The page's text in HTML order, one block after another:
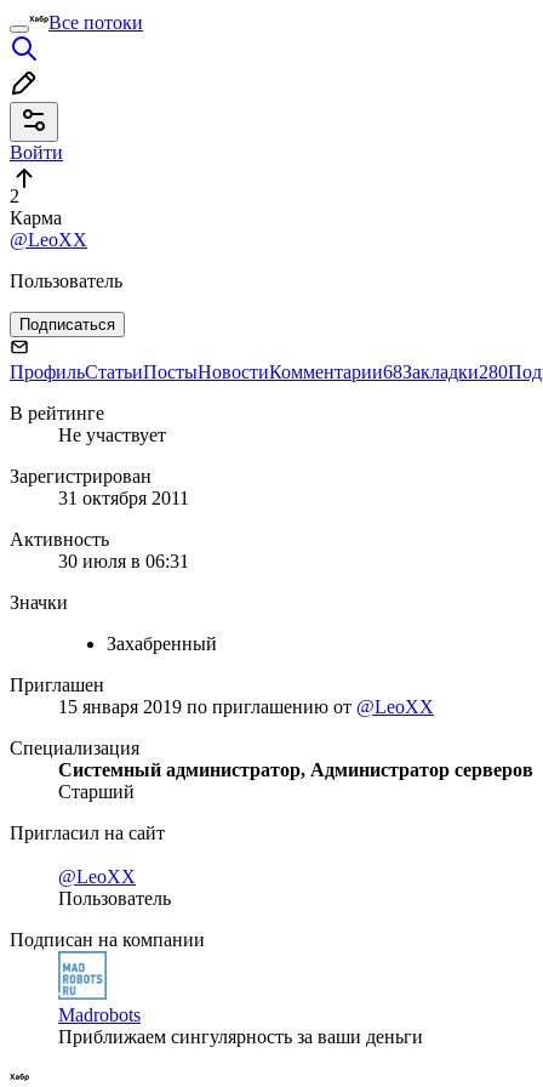
Все потоки
Войти
2
Карма
@LeoXX
Пользователь
Подписаться
ПрофильСтатьиПостыНовостиКомментарии68Закладки280
В рейтинге
Не участвует
Зарегистрирован
31 октября 2011
Активность
30 июля в 06:31
Значки
Захабренный
Приглашен
15 января 2019 по приглашению от @LeoXX
Специализация
Системный администратор, Администратор серверов
Старший
Пригласил на сайт
@LeoXX
Пользователь
Подписан на компании
Madrobots
Приближаем сингулярность за ваши деньги